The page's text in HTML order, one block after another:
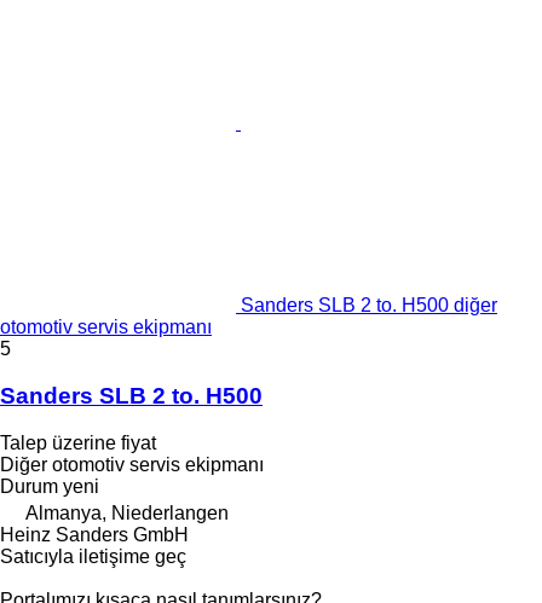
Sanders SLB 2 to. H500 diğer
otomotiv servis ekipmanı
5
Sanders SLB 2 to. H500
Talep üzerine fiyat
Diğer otomotiv servis ekipmanı
Durum yeni
Almanya, Niederlangen
Heinz Sanders GmbH
Satıcıyla iletişime geç